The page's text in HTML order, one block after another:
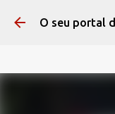
O seu portal